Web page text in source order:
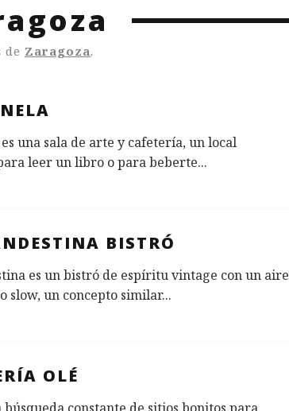
Zaragoza.
una sala de arte y cafetería, un local
leer un libro o para beberte...
BISTRÓ
es un bistró de espíritu vintage con un aire
slow, un concepto similar...
OLÉ